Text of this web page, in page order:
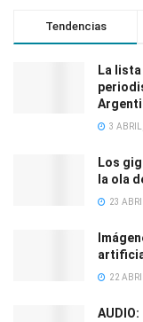
Tendencias
La
3
Los
la ola
23
22